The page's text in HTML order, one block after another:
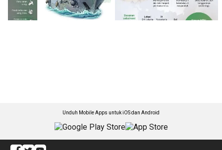
Unduh Mobile Apps untuk iOS dan Android